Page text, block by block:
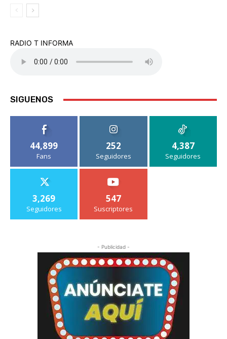
RADIO T INFORMA
SIGUENOS
44,899
Fans
252
Seguidores
4,387
Seguidores
3,269
Seguidores
547
Suscriptores
- Publicidad -